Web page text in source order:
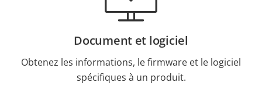
Document et logiciel
Obtenez les informations, le firmware et le logiciel
spécifiques à un produit.